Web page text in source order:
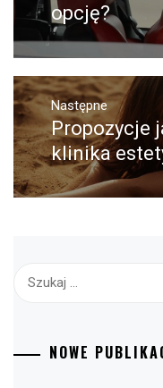
opcję?
Następne
Następny
post:
Propozycje
klinika
Szukaj:
NOWE